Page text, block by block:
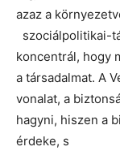
azaz a
szociálpolitikai-
koncentrál, hogy
a társadalmat. A
vonalat, a
hagyni, hiszen a
érdeke, s